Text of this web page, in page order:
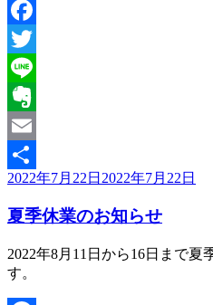
Facebook
Twitter
Line
Evernote
Email
共
有
投
日:
2022年7月22日 2022年7月22日
夏季休業のお知らせ
2022年8月11日から16日まで夏
す。